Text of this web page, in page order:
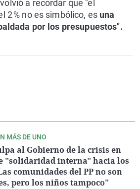
a recordar que "el
2 % no es simbólico, es una
por los presupuestos".
MÁS DE UNO
al Gobierno de la crisis en
"solidaridad interna" hacia los
comunidades del PP no son
pero los niños tampoco"